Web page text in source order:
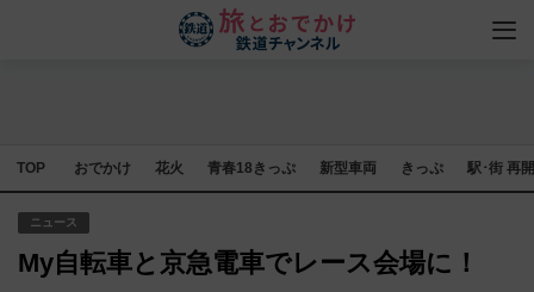
TOP おでかけ 花火 青春18きっぷ 新型車両 きっぷ 駅･街 再
ニュース
My自転車と京急電車でレース会場に！